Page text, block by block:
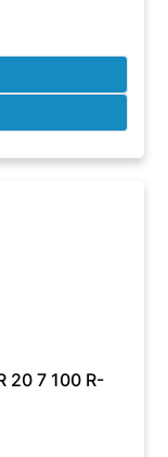
20 7 100 R-